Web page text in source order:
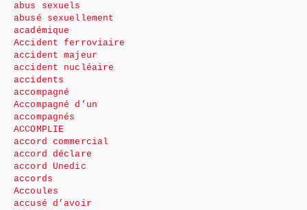
abus sexuels
abusé sexuellement
académique
Accident ferroviaire
accident majeur
accident nucléaire
accidents
accompagné
Accompagné d’un
accompagnés
ACCOMPLIE
accord commercial
accord déclare
accord Unedic
accords
Accoules
accusé d’avoir